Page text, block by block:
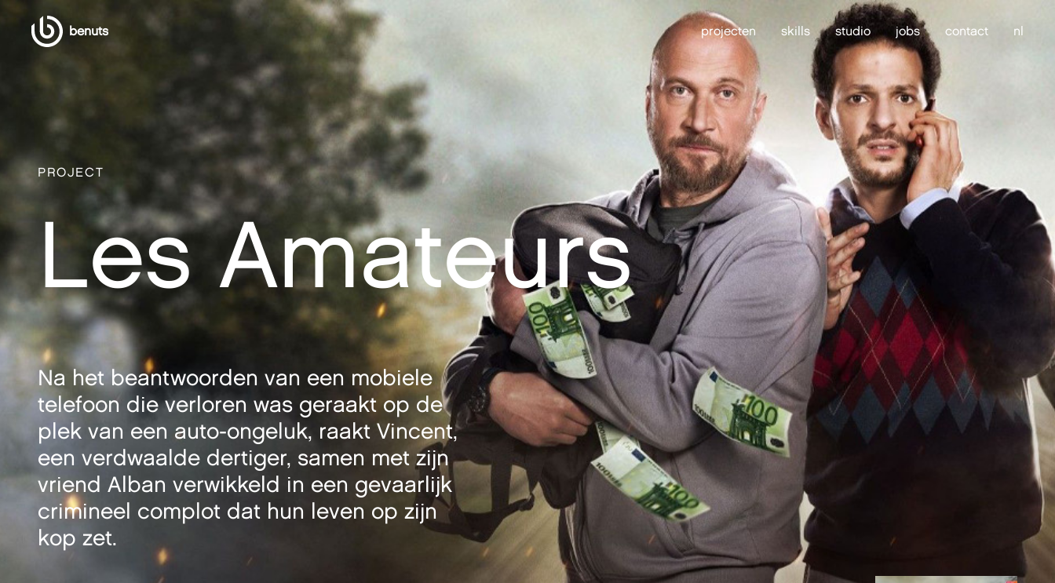
benuts projecten skills studio jobs contact nl
PROJECT
Les Amateurs
Na het beantwoorden van een mobiele
telefoon die verloren was geraakt op de
plek van een auto-ongeluk, raakt Vincent,
een verdwaalde dertiger, samen met zijn
vriend Alban verwikkeld in een gevaarlijk
crimineel complot dat hun leven op zijn
kop zet.